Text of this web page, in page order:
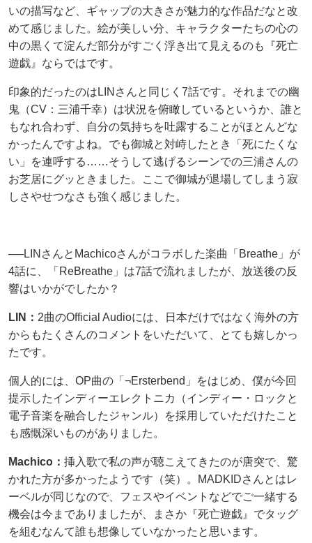
いの描写など、ギャップの大きさが魅力的な作品だなと改
めて感じました。絵が美しい分、キャラクターたちの心の
中の黒くて淀んだ部分がすごく浮き出て見えるのも『死亡
遊戯』ならではです。
印象的だったのはLINさんと同じく7話です。それまでの幽
鬼（CV：三浦千幸）は状況を俯瞰しているというか、誰と
もなれ合わず、自分の気持ちを吐露することがほとんどな
かったんですよね。でも御城と対峙したとき「死にたくな
い」を連呼する……そうして逃げるシーンでの三浦さんの
お芝居にグッときました。ここで御城が退場してしまう寂
しさやせつなさも強く感じました。
──LINさんとMachicoさんがコラボした楽曲「Breathe」が
4話に、「ReBreathe」は7話で流れましたが、放送後の反
響はいかがでしたか？
LIN： 2曲のOfficial Audioには、日本だけではなく海外の方
からもたくさんのコメントをいただいて、とても嬉しかっ
たです。
個人的には、OP曲の「¬Ersterbend」をはじめ、僕が今回
提示したインディーエレクトニカ（インディー・ロックと
電子音楽を融合したジャンル）を採用していただけたこと
も感慨深いものがありました。
Machico： 挿入歌で私の声が聴こえてきたのが唐突で、驚
かれた方が多かったようです（笑）。MADKIDさんとはレ
ーベルが同じなので、フェスやイベントなどでご一緒する
機会は今までありましたが、まさか『死亡遊戯』でタッグ
を組むなんて誰も想像していなかったと思います。